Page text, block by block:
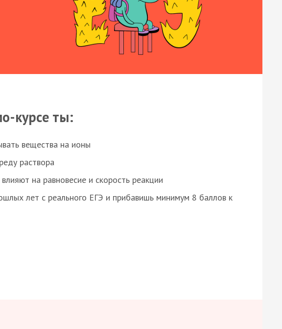
курсе ты:
вещества на ионы
раствора
на равновесие и скорость реакции
лет с реального ЕГЭ и прибавишь минимум 8 баллов к